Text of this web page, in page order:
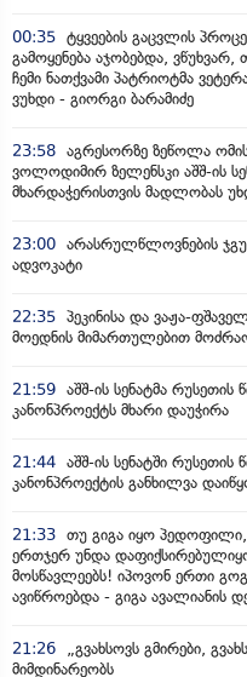
00:35 ტყვეების გაცვლის
გამოყენება აჯობებდა,
ჩემი ნათქვამი პატრიოტმა
ვუხდი - გიორგი ბარამიძე
23:58 აგრესორზე ზეწოლა
ვოლოდიმირ ზელენსკი აშშ-ის
მხარდაჭერისთვის მადლობას
23:00 არასრულწლოვნების
ადვოკატი
22:35 პეკინისა და ვაჟა-
მოედნის მიმართულებით
21:59 აშშ-ის სენატმა რუსეთის
კანონპროექტს მხარი დაუჭირა
21:44 აშშ-ის სენატში რუსეთის
კანონპროექტის განხილვა
21:33 თუ გიგა იყო პედოფილი,
ერთჯერ უნდა
მოსწავლეებს! იპოვონ ერთი
ავიწროებდა - გიგა ავალიანის
21:26
„გვახსოვს გმირები,
მიმდინარეობს